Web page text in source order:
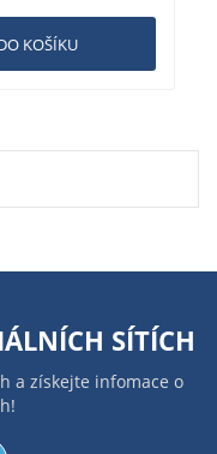
KOŠÍKU
SÍTÍCH
a získejte infomace o